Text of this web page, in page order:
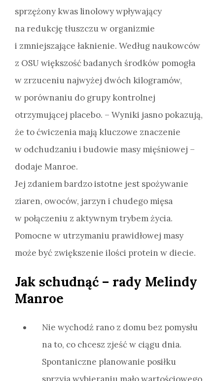
sprzężony kwas linolowy wpływający
na redukcję tłuszczu w organizmie
i zmniejszające łaknienie. Według naukowców
z OSU większość badanych środków pomogła
w zrzuceniu najwyżej dwóch kilogramów,
w porównaniu do grupy kontrolnej
otrzymującej placebo. – Wyniki jasno pokazują,
że to ćwiczenia mają kluczowe znaczenie
w odchudzaniu i budowie masy mięśniowej –
dodaje Manroe.
Jej zdaniem bardzo istotne jest spożywanie
ziaren, owoców, jarzyn i chudego mięsa
w połączeniu z aktywnym trybem życia.
Pomocne w utrzymaniu prawidłowej masy
może być zwiększenie ilości protein w diecie.
Jak schudnąć – rady Melindy
Manroe
Nie wychodź rano z domu bez pomysłu
na to, co chcesz zjeść w ciągu dnia.
Spontaniczne planowanie posiłku